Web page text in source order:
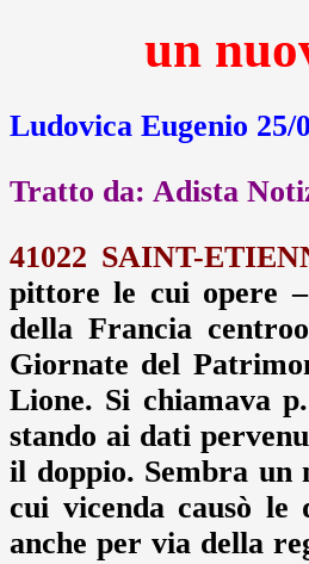
un
Ludovica Eugenio 25/
Tratto da: Adista
41022 SAINT-
pittore le cui opere
della Francia
Giornate del
Lione. Si chiamava
stando ai dati
il doppio. Sembra un
cui vicenda causò le
anche per via della